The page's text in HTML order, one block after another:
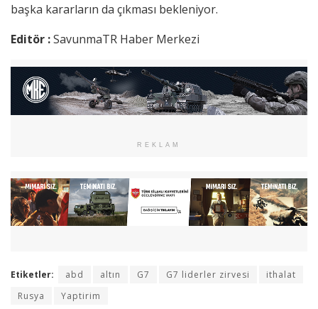
başka kararların da çıkması bekleniyor.
Editör :SavunmaTR Haber Merkezi
REKLAM
Etiketler: abd altın G7 G7 liderler zirvesi
ithalat
Rusya
Yaptirim